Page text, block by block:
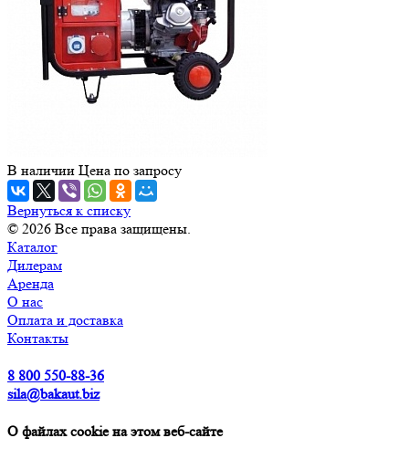
В наличии Цена по запросу
Вернуться к списку
© 2026 Все права защищены.
Каталог
Дилерам
Аренда
О нас
Оплата и доставка
Контакты
8 800 550-88-36
sila@bakaut.biz
О файлах cookie на этом веб-сайте